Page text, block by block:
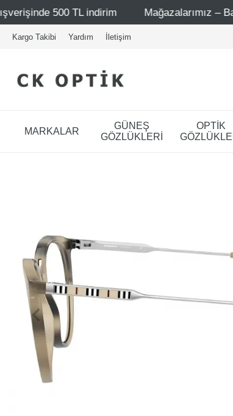
Mağazalarımız – Bağdat Caddesi 1 -
Kargo Takibi Yardım İletişim
MARKALAR
GÜNEŞ
GÖZLÜKLERİ
OPTİK